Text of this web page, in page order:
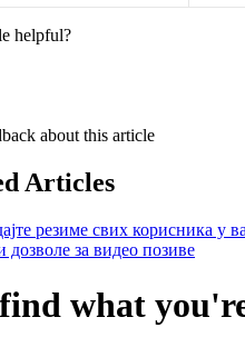
helpful?
about this article
Articles
резиме свих корисника у
дозволе за видео позиве
what